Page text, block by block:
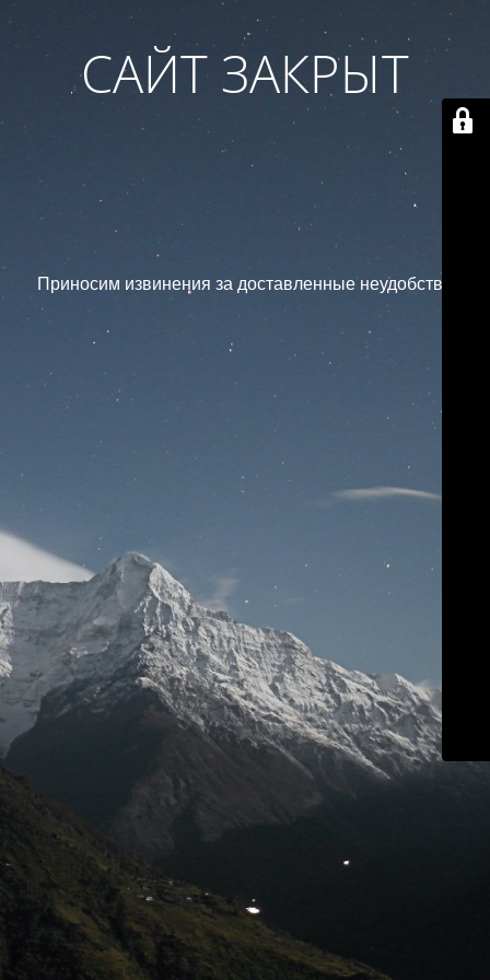
САЙТ ЗАКРЫТ
Приносим извинения за доставленные неудобства